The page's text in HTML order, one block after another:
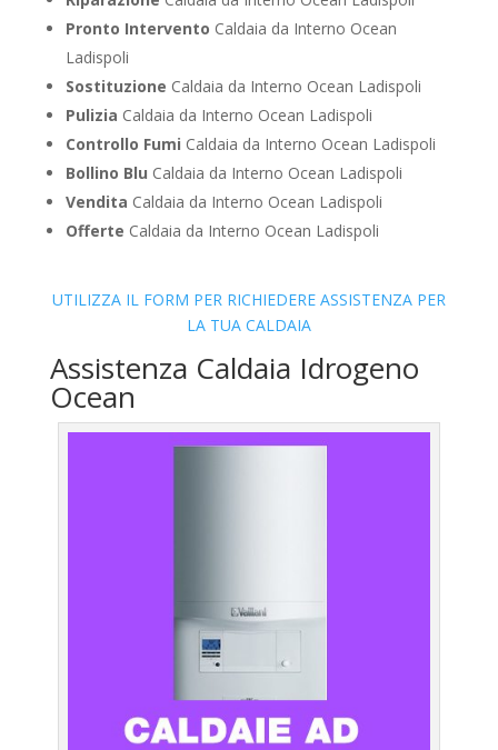
Pronto Intervento Caldaia da Interno Ocean
Ladispoli
Sostituzione Caldaia da Interno Ocean Ladispoli
Pulizia Caldaia da Interno Ocean Ladispoli
Controllo Fumi Caldaia da Interno Ocean Ladispoli
Bollino Blu Caldaia da Interno Ocean Ladispoli
Vendita Caldaia da Interno Ocean Ladispoli
Offerte Caldaia da Interno Ocean Ladispoli
UTILIZZA IL FORM PER RICHIEDERE ASSISTENZA PER
LA TUA CALDAIA
Assistenza Caldaia Idrogeno
Ocean